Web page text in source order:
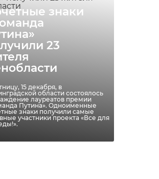
знаки
23
15 декабря, в
области состоялось
лауреатов премии
Путина». Одноименные
знаки получили самые
участники проекта «Все для